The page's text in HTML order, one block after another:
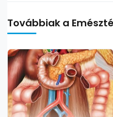
Továbbiak a